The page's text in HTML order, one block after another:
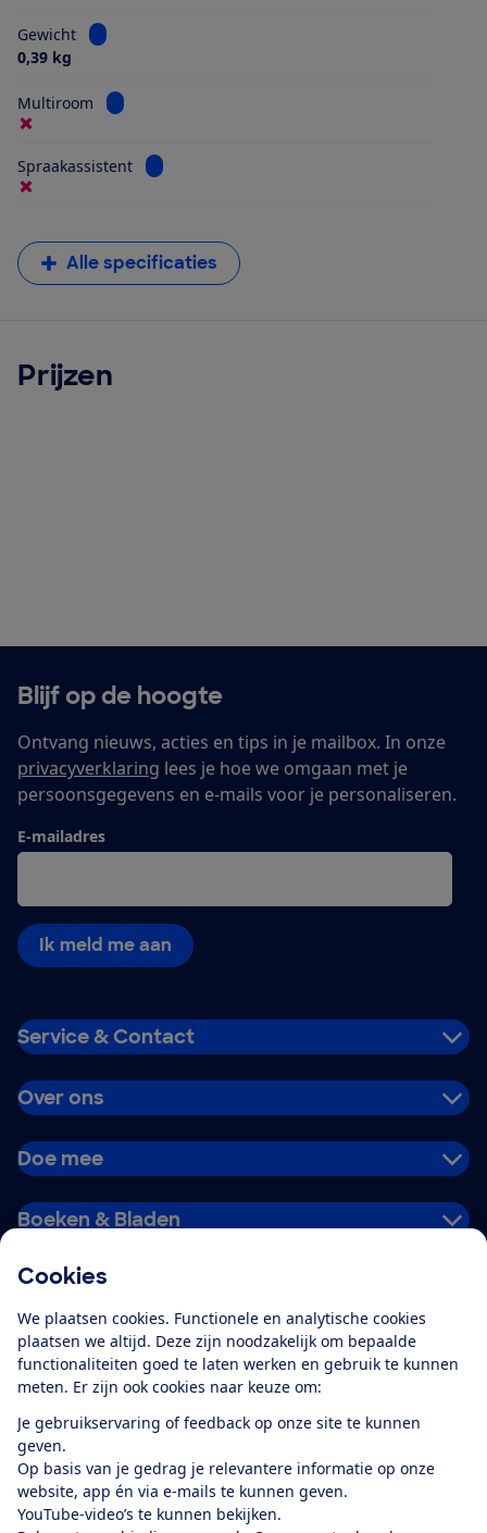
Cookies
We plaatsen cookies. Functionele en analytische cookies
plaatsen we altijd. Deze zijn noodzakelijk om bepaalde
functionaliteiten goed te laten werken en gebruik te kunnen
meten. Er zijn ook cookies naar keuze om:
Je gebruikservaring of feedback op onze site te kunnen
geven.
Op basis van je gedrag je relevantere informatie op onze
website, app én via e-mails te kunnen geven.
YouTube-video’s te kunnen bekijken.
Gewicht
Bekijk informatie voor Gewicht
0,39 kg
Multiroom Bekijk informatie voor Multiroom
Spraakassistent Bekijk informatie voor Spraakassistent
Alle specificaties
Prijzen
Blijf op de hoogte
Ontvang nieuws, acties en tips in je mailbox. In onze
privacyverklaring lees je hoe we omgaan met je
persoonsgegevens en e-mails voor je personaliseren.
E-mailadres
Ik meld me aan
Service & Contact
Over ons
Doe mee
Boeken & Bladen
Alles over de
app
Algemene Voorwaarden
Privacyverklaring
Cookiebeleid
Privacyvoorkeuren